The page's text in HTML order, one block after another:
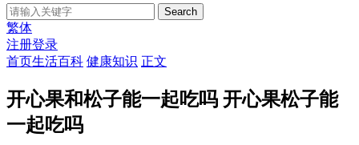
Search
繁体
注册登录
首页生活百科 健康知识 正文
开心果和松子能一起吃吗 开心果松子能
一起吃吗